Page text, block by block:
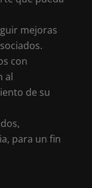
mejoras
con
al
de su
para un fin